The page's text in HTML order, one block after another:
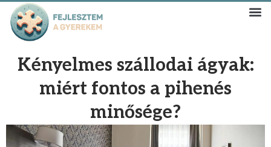
Kényelmes szállodai ágyak:
miért fontos a pihenés
minősége?